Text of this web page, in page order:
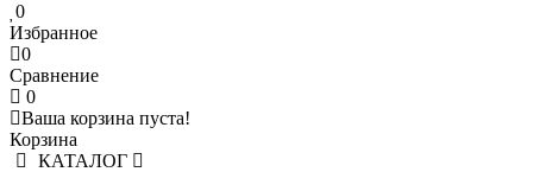
0
Избранное
0
Сравнение
0
Ваша корзина пуста!
Корзина
КАТАЛОГ